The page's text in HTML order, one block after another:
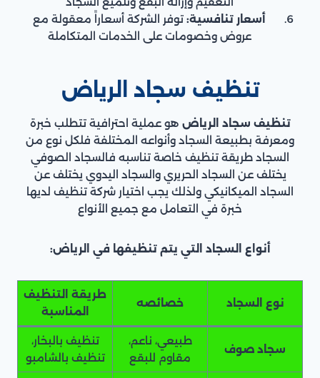
أسعار تنافسية: توفر الشركة أسعاراً معقولة مع
عروض وخصومات على الخدمات المتكاملة
تنظيف سجاد الرياض
تنظيف سجاد الرياض هو عملية احترافية تتطلب خبرة
ومعرفة بطبيعة السجاد وأنواعه المختلفة فلكل نوع من
السجاد طريقة تنظيف خاصة تناسبه فالسجاد الصوفي
يختلف عن السجاد الحريري والسجاد اليدوي يختلف عن
السجاد الميكانيكي ولذلك يجب اختيار شركة تنظيف لديها
خبرة في التعامل مع جميع الأنواع
أنواع السجاد التي يتم تنظيفها في الرياض:
نوع السجاد خصائصه
طريقة التنظيف
المناسبة
سجاد صوف
طبيعي، ناعم،
مقاوم للبقع
تنظيف بالبخار،
تنظيف بالشامبو